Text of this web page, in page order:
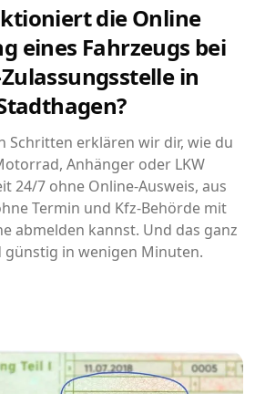
die Online
eines Fahrzeugs bei
in
Schritten erklären wir dir, wie du
Anhänger oder LKW
24/7 ohne Online-Ausweis, aus
Termin und Kfz-Behörde mit
abmelden kannst. Und das ganz
günstig in wenigen Minuten.